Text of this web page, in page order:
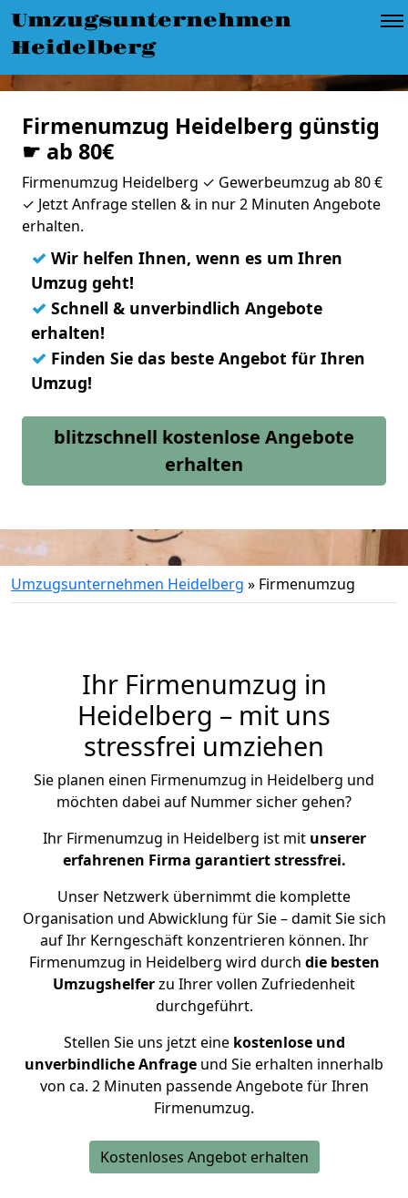
Umzugsunternehmen
Heidelberg
Firmenumzug Heidelberg günstig
☛ ab 80€
Firmenumzug Heidelberg ✓ Gewerbeumzug ab 80 €
✓ Jetzt Anfrage stellen & in nur 2 Minuten Angebote
erhalten.
✓ Wir helfen Ihnen, wenn es um Ihren
Umzug geht!
✓ Schnell & unverbindlich Angebote
erhalten!
✓ Finden Sie das beste Angebot für Ihren
Umzug!
blitzschnell kostenlose Angebote
erhalten
Umzugsunternehmen Heidelberg » Firmenumzug
Ihr Firmenumzug in
Heidelberg – mit uns
stressfrei umziehen
Sie planen einen Firmenumzug in Heidelberg und
möchten dabei auf Nummer sicher gehen?
Ihr Firmenumzug in Heidelberg ist mit unserer
erfahrenen Firma garantiert stressfrei.
Unser Netzwerk übernimmt die komplette
Organisation und Abwicklung für Sie – damit Sie sich
auf Ihr Kerngeschäft konzentrieren können. Ihr
Firmenumzug in Heidelberg wird durch die besten
Umzugshelferzu Ihrer vollen Zufriedenheit
durchgeführt.
Stellen Sie uns jetzt eine kostenlose und
unverbindliche Anfrage und Sie erhalten innerhalb
von ca. 2 Minuten passende Angebote für Ihren
Firmenumzug.
Kostenloses Angebot erhalten